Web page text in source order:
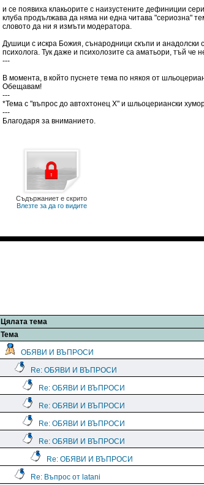
и се появиха клакьорите с наизустените дефиниции
клуба продължава да няма ни една читава "сериозна"
словото да ни я измъти модератора.
Душици с искра Божия, сънародници скъпи и анадолски
психолога. Тук даже и психолозите са аматьори, тъй
---
В момента, в който пуснете тема по някоя от
Обещавам!
---
*Тема с "въпрос до автохтонец Х" и шльоцериански
---
Благодаря за вниманието.
Съдържаниет е скрито
Влезте за да го видите
Цялата тема
Тема
ОБЯВИ И ВЪПРОСИ
Re: ОБЯВИ И ВЪПРОСИ
Re: ОБЯВИ И ВЪПРОСИ
Re: ОБЯВИ И ВЪПРОСИ
Re: ОБЯВИ И ВЪПРОСИ
Re: ОБЯВИ И ВЪПРОСИ
Re: ОБЯВИ И ВЪПРОСИ
Re: Въпрос от latani